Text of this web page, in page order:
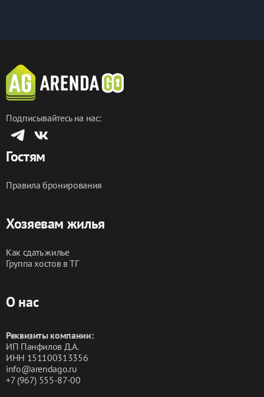
Подписывайтесь на нас:
Гостям
Правила бронирования
Хозяевам жилья
Как сдать жилье
Группа хостов в ТГ
О нас
Реквизиты компании:
ИП Панфилов Д.А.
ИНН 151100313356
info@arendago.ru
+7 (967) 555-87-00